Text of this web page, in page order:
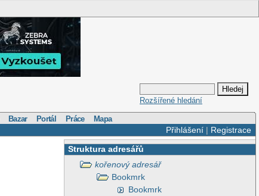
Rozšířené hledání
Bazar Portál Práce Mapa
Přihlášení| Registrace
Struktura adresářů
kořenový adresář
Bookmrk
Bookmrk